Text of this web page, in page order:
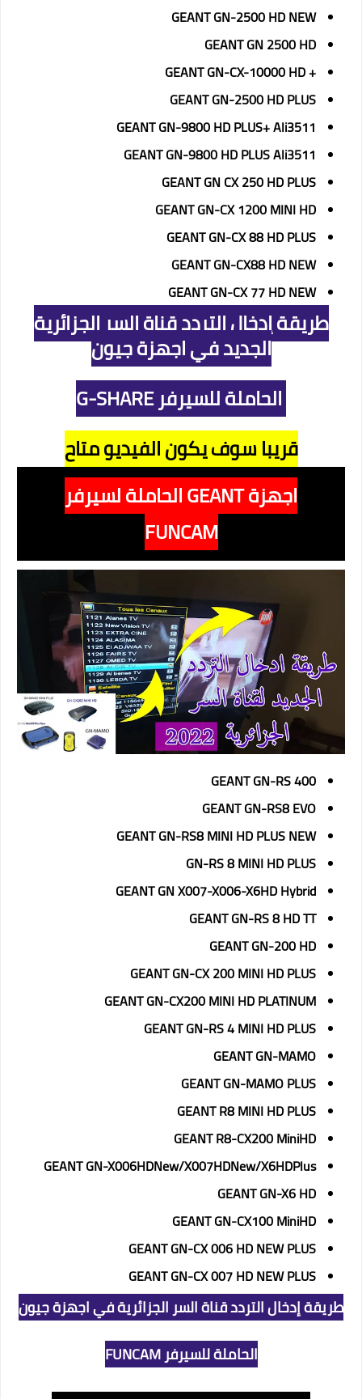
GEANT GN-2500 HD NEW
GEANT GN 2500 HD
+
GEANT GN-CX-10000 HD
GEANT GN-2500 HD PLUS
GEANT GN-9800 HD PLUS+ Ali3511
GEANT GN-9800 HD PLUS Ali3511
GEANT GN CX 250 HD PLUS
GEANT GN-CX 1200 MINI HD
GEANT GN-CX 88 HD PLUS
GEANT GN-CX88 HD NEW
GEANT GN-CX 77 HD NEW
طريقة إدخال التردد قناة السر الجزائرية
الجديد في اجهزة جيون
الحاملة للسيرفر G-SHARE
قريبا سوف يكون الفيديو متاح
اجهزة GEANT الحاملة لسيرفر
FUNCAM
GEANT GN-RS 400
GEANT GN-RS8 EVO
GEANT GN-RS8 MINI HD PLUS NEW
GN-RS 8 MINI HD PLUS
GEANT GN X007-X006-X6HD Hybrid
GEANT GN-RS 8 HD TT
GEANT GN-200 HD
GEANT GN-CX 200 MINI HD PLUS
GEANT GN-CX200 MINI HD PLATINUM
GEANT GN-RS 4 MINI HD PLUS
GEANT GN-MAMO
GEANT GN-MAMO PLUS
GEANT R8 MINI HD PLUS
GEANT R8-CX200 MiniHD
GEANT GN-X006HDNew/X007HDNew/X6HDPlus
GEANT GN-X6 HD
GEANT GN-CX100 MiniHD
GEANT GN-CX 006 HD NEW PLUS
GEANT GN-CX 007 HD NEW PLUS
طريقة إدخال التردد قناة السر الجزائرية في اجهزة جيون
الحاملة للسيرفر FUNCAM